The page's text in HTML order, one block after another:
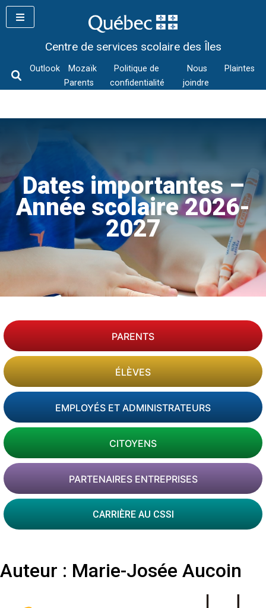
Skip
Centre de services scolaire des Îles
Outlook
Mozaïk
Parents
Politique de
confidentialité
Nous
joindre
Plaintes
Dates importantes –
Année scolaire 2026-
2027
PARENTS
ÉLÈVES
EMPLOYÉS ET ADMINISTRATEURS
CITOYENS
PARTENAIRES ENTREPRISES
CARRIÈRE AU CSSI
Auteur : Marie-Josée Aucoin